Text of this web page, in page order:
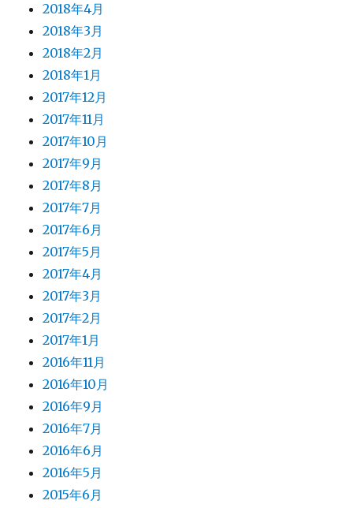
2018年4月
2018年3月
2018年2月
2018年1月
2017年12月
2017年11月
2017年10月
2017年9月
2017年8月
2017年7月
2017年6月
2017年5月
2017年4月
2017年3月
2017年2月
2017年1月
2016年11月
2016年10月
2016年9月
2016年7月
2016年6月
2016年5月
2015年6月